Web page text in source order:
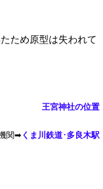
ため原型は失われて
王宮神社の位置
関➡ くま川鉄道･多良木駅